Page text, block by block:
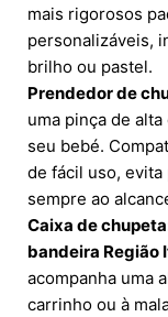
mais rigorosos
personalizáveis,
brilho ou pastel.
Prendedor de
uma pinça de
seu bebé.
de fácil uso, evita
sempre ao
Caixa de
bandeira Região
acompanha uma
carrinho ou à